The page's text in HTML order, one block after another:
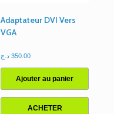
Adaptateur DVI Vers
VGA
350.00 د.ج
Ajouter au panier
ACHETER